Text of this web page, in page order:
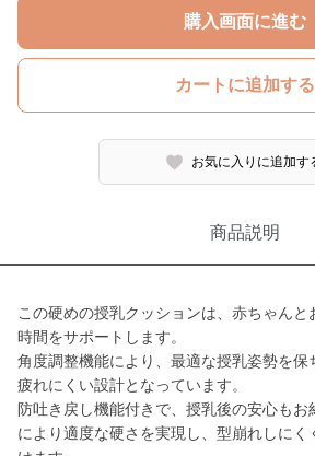
購入画面に進む
カートに追加する
お気に入りに追加す
商品説明
この硬めの授乳クッションは、赤ちゃん
時間をサポートします。
角度調整機能により、最適な授乳姿勢を保
疲れにくい設計となっています。
防吐き戻し機能付きで、授乳後の安心もお
により適度な硬さを実現し、型崩れしに